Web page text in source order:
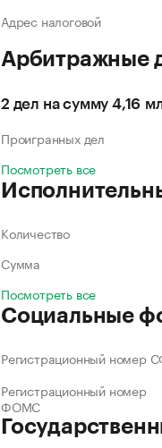
Адрес налоговой
Арбитражные
2 дел на сумму 4,16
Проигранных дел
Посмотреть все
Количество
Сумма
Посмотреть все
Социальные
Регистрационный номер
Регистрационный номер
ФОМС